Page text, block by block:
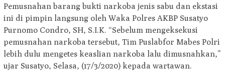
Pemusnahan barang bukti narkoba jenis sabu dan ekstasi
ini di pimpin langsung oleh Waka Polres AKBP Susatyo
Purnomo Condro, SH, S.I.K. “Sebelum mengeksekusi
pemusnahan narkoba tersebut, Tim Puslabfor Mabes Polri
lebih dulu mengetes keaslian narkoba lalu dimusnahkan,”
ujar Susatyo, Selasa, (17/3/2020) kepada wartawan.